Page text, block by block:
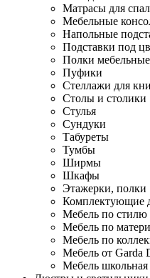
Матрасы для
Мебельные
Напольные
Подставки под
Полки мебельные
Пуфики
Стеллажи для
Столы и столики
Стулья
Сундуки
Табуреты
Тумбы
Ширмы
Шкафы
Этажерки, полки
Комплектующие
Мебель по стилю
Мебель по
Мебель по
Мебель от Garda
Мебель школьная